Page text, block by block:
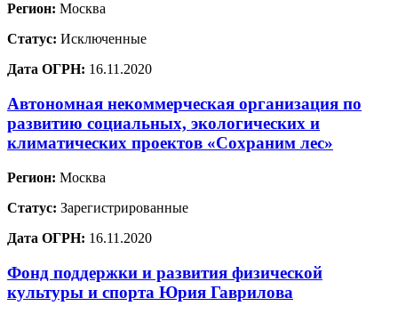
Регион: Москва
Статус: Исключенные
Дата ОГРН: 16.11.2020
Автономная некоммерческая организация по
развитию социальных, экологических и
климатических проектов «Сохраним лес»
Регион: Москва
Статус: Зарегистрированные
Дата ОГРН: 16.11.2020
Фонд поддержки и развития физической
культуры и спорта Юрия Гаврилова